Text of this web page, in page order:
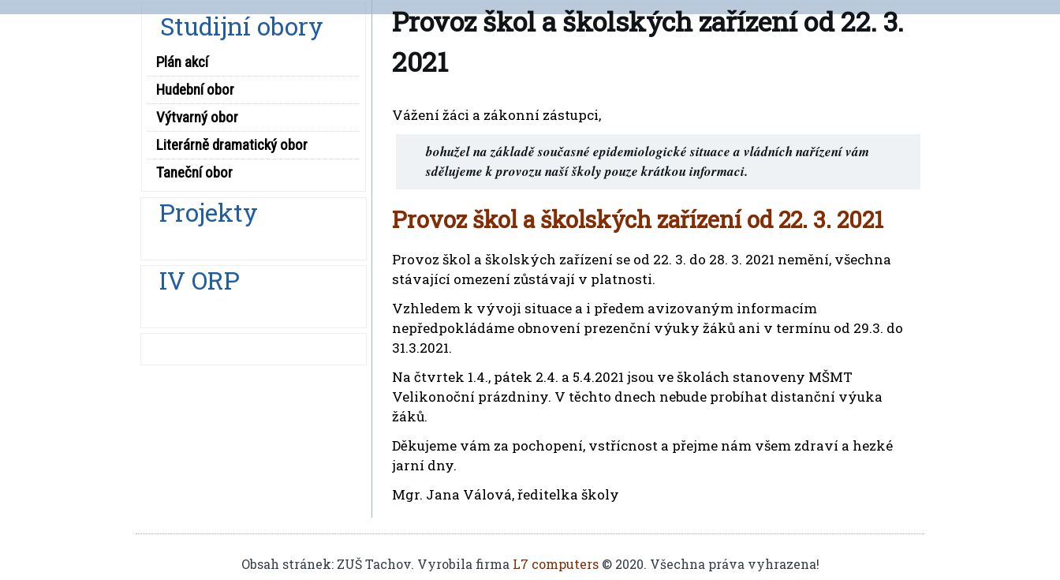
Studijní obory
Plán akcí
Hudební obor
Výtvarný obor
Literárně dramatický obor
Taneční obor
Projekty
IV ORP
Provoz škol a školských zařízení od 22. 3.
2021
Vážení žáci a zákonní zástupci,
bohužel na základě současné epidemiologické situace a vládních nařízení vám
sdělujeme k provozu naší školy pouze krátkou informaci.
Provoz škol a školských zařízení od 22. 3. 2021
Provoz škol a školských zařízení se od 22. 3. do 28. 3. 2021 nemění, všechna
stávající omezení zůstávají v platnosti.
Vzhledem k vývoji situace a i předem avizovaným informacím
nepředpokládáme obnovení prezenční výuky žáků ani v termínu od 29.3. do
31.3.2021.
Na čtvrtek 1.4., pátek 2.4. a 5.4.2021 jsou ve školách stanoveny MŠMT
Velikonoční prázdniny. V těchto dnech nebude probíhat distanční výuka
žáků.
Děkujeme vám za pochopení, vstřícnost a přejme nám všem zdraví a hezké
jarní dny.
Mgr. Jana Válová, ředitelka školy
Obsah stránek: ZUŠ Tachov. Vyrobila firma L7 computers© 2020. Všechna práva vyhrazena!